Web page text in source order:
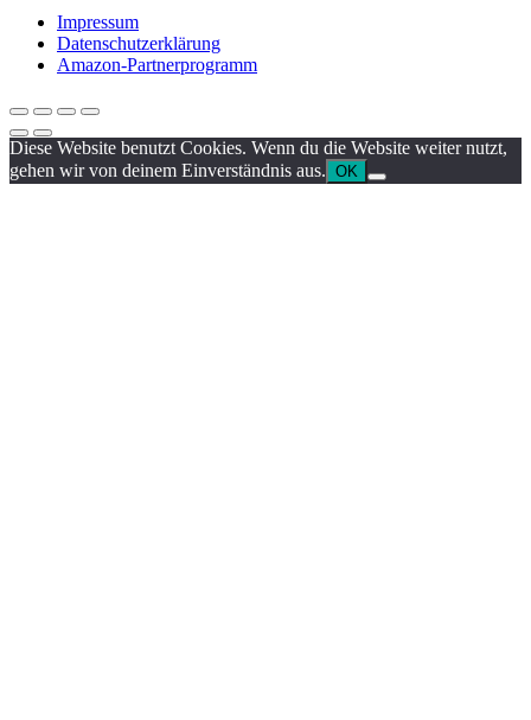
Impressum
Datenschutzerklärung
Amazon-Partnerprogramm
Diese Website benutzt Cookies. Wenn du die Website weiter nutzt,
gehen wir von deinem Einverständnis aus. OK